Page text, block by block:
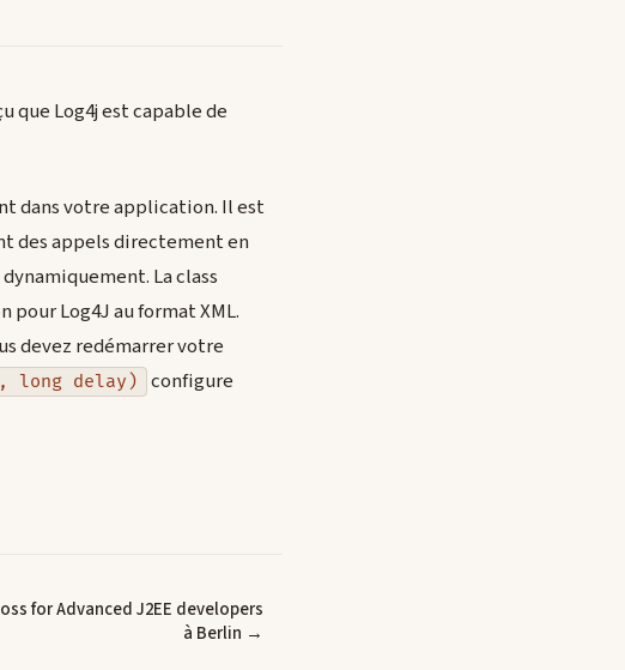
que Log4j est capable de
dans votre application. Il est
des appels directement en
La class
Log4J au format XML.
devez redémarrer votre
long delay)
configure
for Advanced J2EE developers
à Berlin →